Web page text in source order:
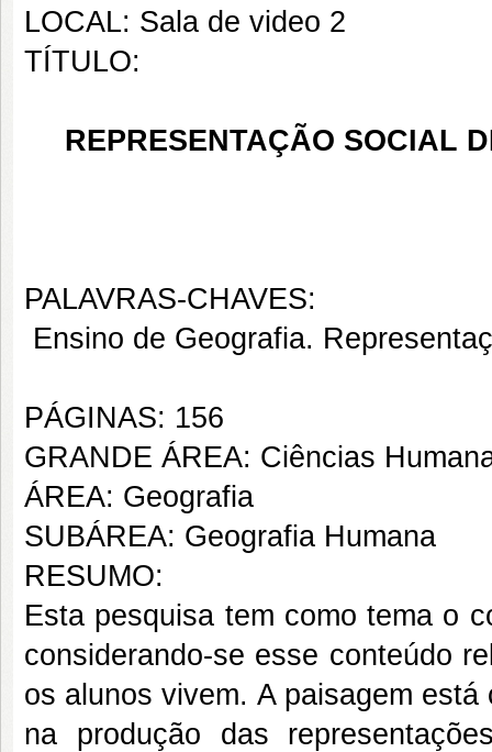
LOCAL: Sala de video 2
TÍTULO:
REPRESENTAÇÃO SOCIAL
PALAVRAS-CHAVES:
Ensino de Geografia.
PÁGINAS: 156
GRANDE ÁREA: Ciências
ÁREA: Geografia
SUBÁREA: Geografia Humana
RESUMO:
Esta pesquisa tem como tema o
considerando-se esse conteúdo
os alunos vivem. A paisagem
na produção das